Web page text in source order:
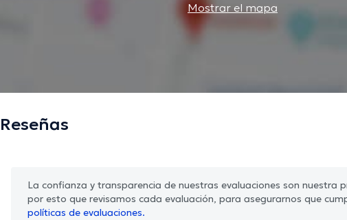
Mostrar el mapa
Reseñas
La confianza y transparencia de nuestras evaluaciones son nuestra
por esto que revisamos cada evaluación, para asegurarnos que
políticas de evaluaciones.